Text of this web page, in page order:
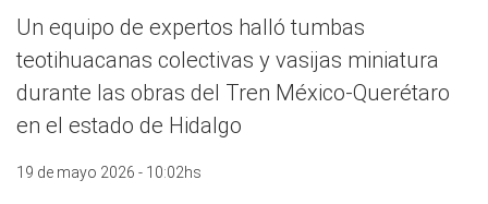
Un equipo de expertos halló tumbas
teotihuacanas colectivas y vasijas miniatura
durante las obras del Tren México-Querétaro
en el estado de Hidalgo
19 de mayo 2026 - 10:02hs